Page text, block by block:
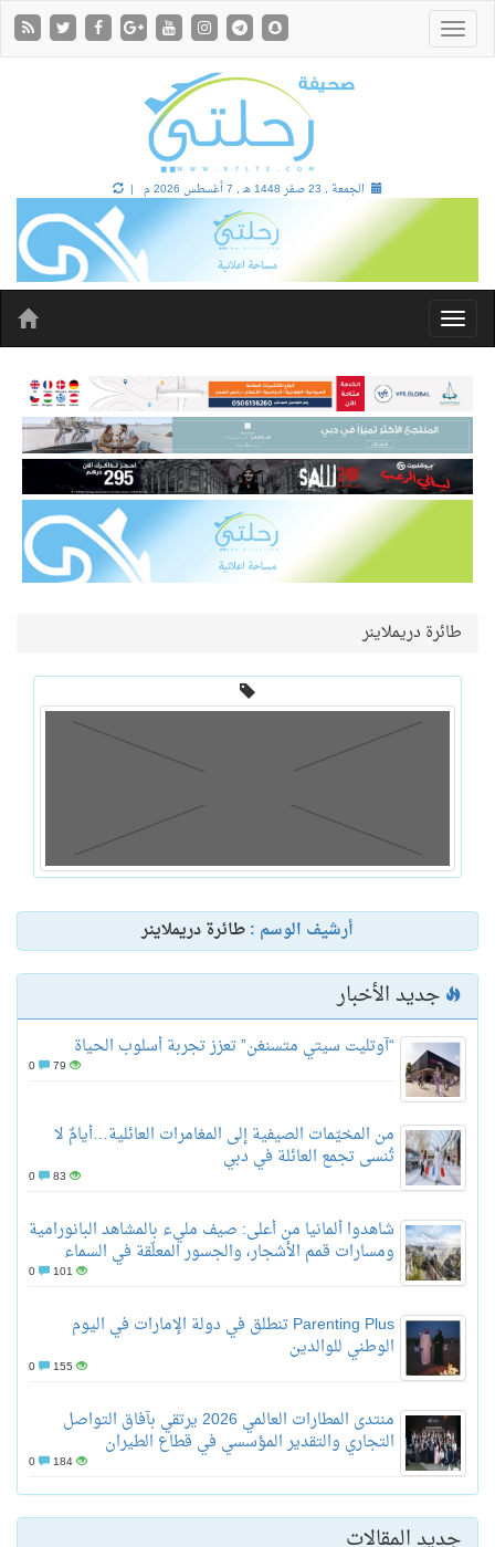
الجمعة , 23 صفر 1448 هـ , 7 أغسطس 2026 م |
طائرة دريملاينر
أرشيف الوسم :طائرة دريملاينر
جديد الأخبار
“آوتليت سيتي متسنغن” تعزز تجربة أسلوب الحياة
79
من المخيّمات الصيفية إلى المغامرات العائلية…أيامٌ لا
تُنسى تجمع العائلة في دبي
83
شاهدوا ألمانيا من أعلى: صيف مليء بالمشاهد البانورامية
ومسارات قمم الأشجار، والجسور المعلّقة في السماء
101
Parenting Plus تنطلق في دولة الإمارات في اليوم
الوطني للوالدين
155
منتدى المطارات العالمي 2026 يرتقي بآفاق التواصل
التجاري والتقدير المؤسسي في قطاع الطيران
184